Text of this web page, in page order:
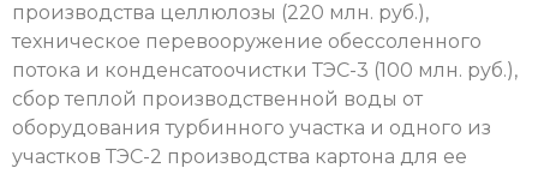
производства целлюлозы (220 млн. руб.),
техническое перевооружение обессоленного
потока и конденсатоочистки ТЭС-3 (100 млн. руб.),
сбор теплой производственной воды от
оборудования турбинного участка и одного из
участков ТЭС-2 производства картона для ее